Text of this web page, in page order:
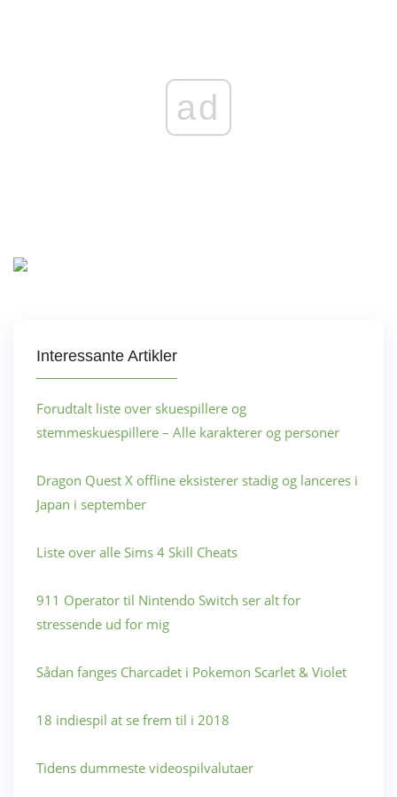
ad
Interessante Artikler
Forudtalt liste over skuespillere og
stemmeskuespillere – Alle karakterer og personer
Dragon Quest X offline eksisterer stadig og lanceres i
Japan i september
Liste over alle Sims 4 Skill Cheats
911 Operator til Nintendo Switch ser alt for
stressende ud for mig
Sådan fanges Charcadet i Pokemon Scarlet & Violet
18 indiespil at se frem til i 2018
Tidens dummeste videospilvalutaer